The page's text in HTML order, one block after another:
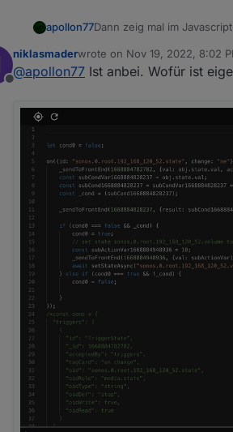
apollon77Dann zeig mal im
Offline
niklasmaderwrote on Nov 19, 2022, 8:02
last edited by
@apollon77 Ist anbei. Wofür ist